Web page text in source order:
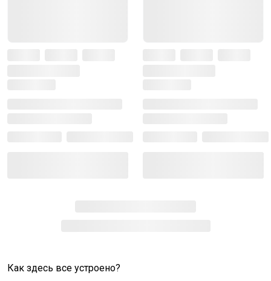
Как здесь все устроено?